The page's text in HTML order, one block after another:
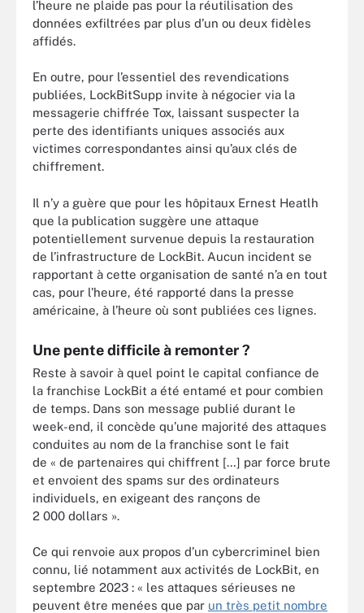
l’heure ne plaide pas pour la réutilisation des
données exfiltrées par plus d’un ou deux fidèles
affidés.
En outre, pour l’essentiel des revendications
publiées, LockBitSupp invite à négocier via la
messagerie chiffrée Tox, laissant suspecter la
perte des identifiants uniques associés aux
victimes correspondantes ainsi qu’aux clés de
chiffrement.
Il n’y a guère que pour les hôpitaux Ernest Heatlh
que la publication suggère une attaque
potentiellement survenue depuis la restauration
de l’infrastructure de LockBit. Aucun incident se
rapportant à cette organisation de santé n’a en tout
cas, pour l’heure, été rapporté dans la presse
américaine, à l’heure où sont publiées ces lignes.
Une pente difficile à remonter ?
Reste à savoir à quel point le capital confiance de
la franchise LockBit a été entamé et pour combien
de temps. Dans son message publié durant le
week-end, il concède qu’une majorité des attaques
conduites au nom de la franchise sont le fait
de « de partenaires qui chiffrent […] par force brute
et envoient des spams sur des ordinateurs
individuels, en exigeant des rançons de
2 000 dollars ».
Ce qui renvoie aux propos d’un cybercriminel bien
connu, lié notamment aux activités de LockBit, en
septembre 2023 : « les attaques sérieuses ne
peuvent être menées que par un très petit nombre